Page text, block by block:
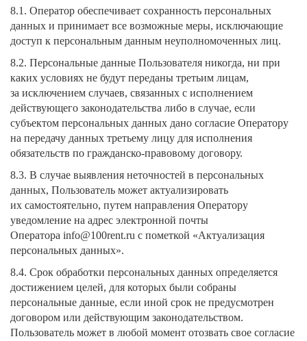
8.1. Оператор обеспечивает сохранность персональных
данных и принимает все возможные меры, исключающие
доступ к персональным данным неуполномоченных лиц.
8.2. Персональные данные Пользователя никогда, ни при
каких условиях не будут переданы третьим лицам,
за исключением случаев, связанных с исполнением
действующего законодательства либо в случае, если
субъектом персональных данных дано согласие Оператору
на передачу данных третьему лицу для исполнения
обязательств по гражданско-правовому договору.
8.3. В случае выявления неточностей в персональных
данных, Пользователь может актуализировать
их самостоятельно, путем направления Оператору
уведомление на адрес электронной почты
Оператора info@100rent.ru с пометкой «Актуализация
персональных данных».
8.4. Срок обработки персональных данных определяется
достижением целей, для которых были собраны
персональные данные, если иной срок не предусмотрен
договором или действующим законодательством.
Пользователь может в любой момент отозвать свое согласие